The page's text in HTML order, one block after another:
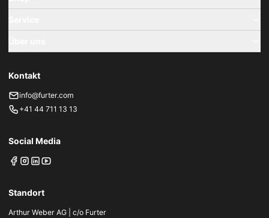
Kontakt
info@furter.com
+41 44 711 13 13
Social Media
Standort
Arthur Weber AG | c/o Furter